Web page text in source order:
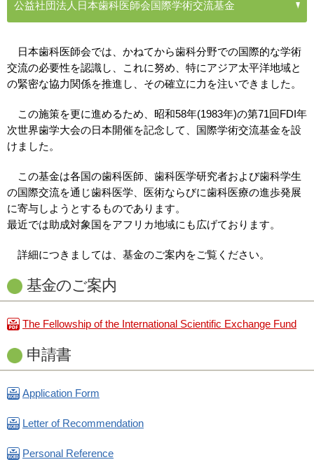
公益社団法人日本歯科医師会国際学術交流基金
日本歯科医師会では、かねてから歯科分野での国際的な学術
交流の必要性を認識し、これに努め、特にアジア太平洋地域と
の緊密な協力関係を推進し、その確立に力を注いできました。
この施策を更に進めるため、昭和58年(1983年)の第71回FDI年
次世界歯学大会の日本開催を記念して、国際学術交流基金を設
けました。
この基金は各国の歯科医師、歯科医学研究者および歯科学生
の国際交流を通じ歯科医学、医術ならびに歯科医療の進歩発展
に寄与しようとするものであります。
最近では助成対象国をアフリカ地域にも広げております。
詳細につきましては、基金のご案内をご覧ください。
基金のご案内
The Fellowship of the International Scientific Exchange Fund
申請書
Application Form
Letter of Recommendation
Personal Reference